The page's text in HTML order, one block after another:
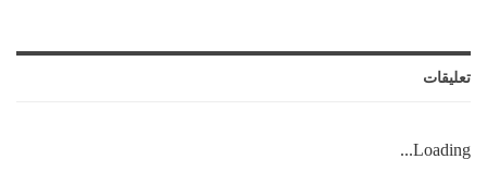
تعليقات
Loading...